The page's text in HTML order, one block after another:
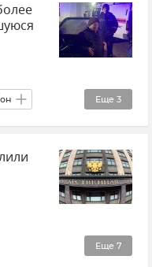
Еще 3
Еще 7